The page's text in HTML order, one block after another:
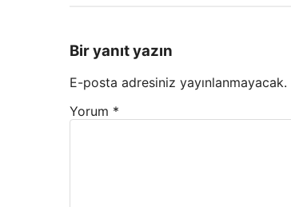
Bir yanıt yazın
E-posta adresiniz yayınlanmayacak.
Yorum *